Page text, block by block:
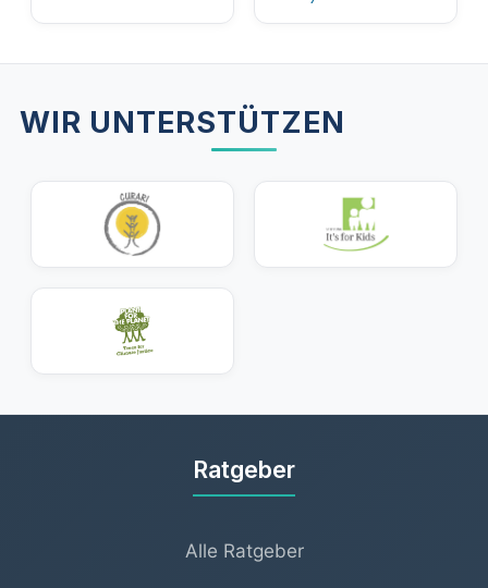
WIR UNTERSTÜTZEN
Ratgeber
Alle Ratgeber